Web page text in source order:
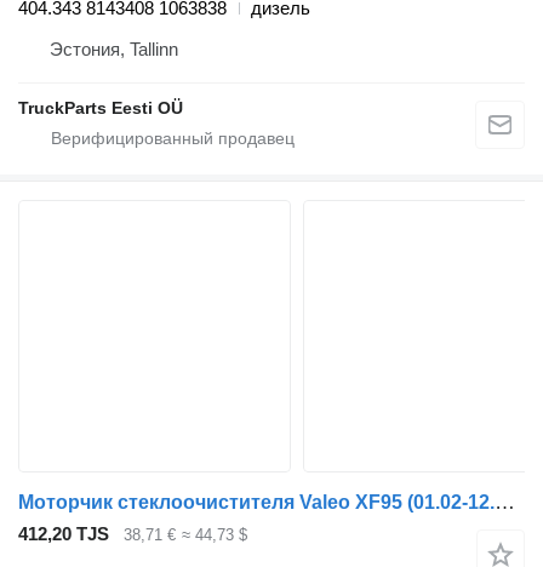
404.343 8143408 1063838
дизель
Эстония, Tallinn
TruckParts Eesti OÜ
Моторчик стеклоочистителя Valeo XF95 (01.02-12.06) 403.924 403924 для тягача DAF XF95, XF105 (2001-2014)
412,20 TJS 38,71 € ≈ 44,73 $